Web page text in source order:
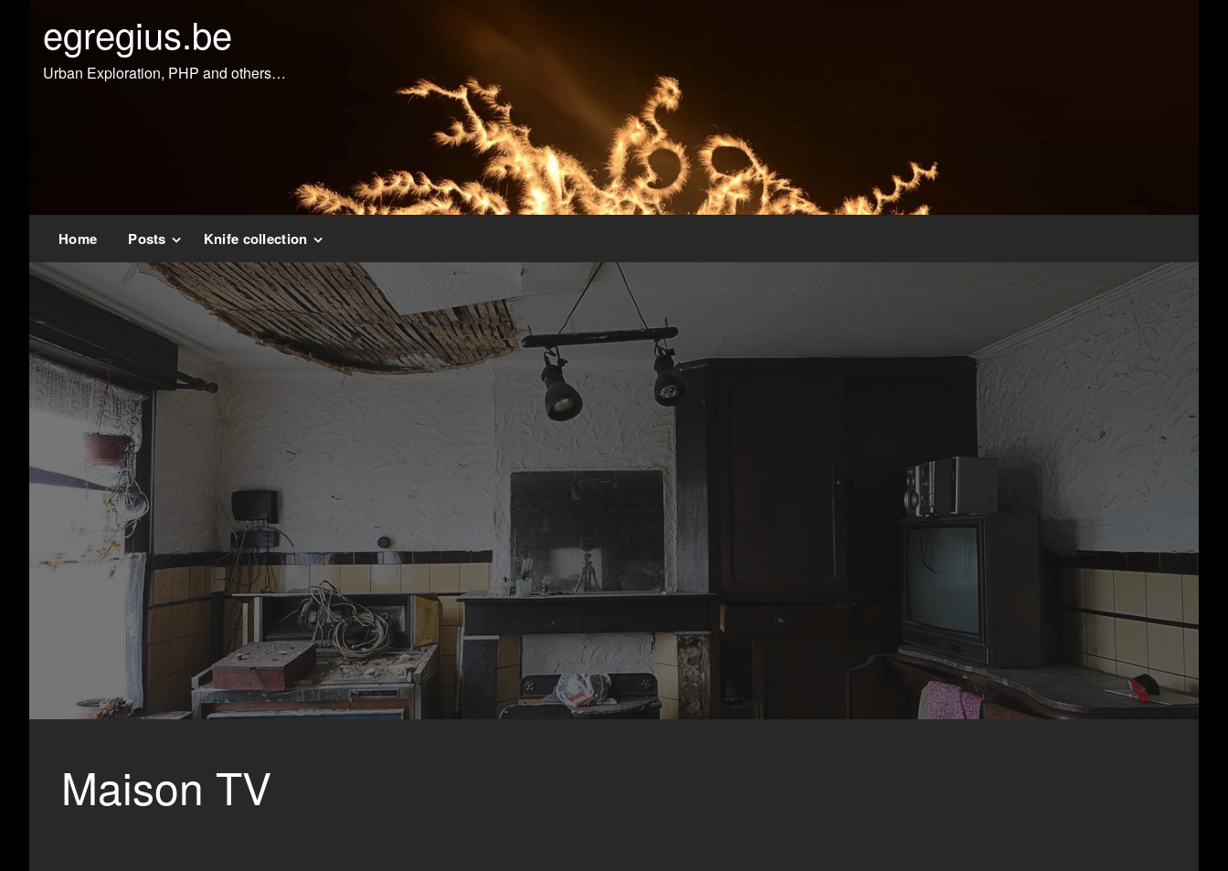
egregius.be
Urban Exploration, PHP and others…
Home Posts Knife collection
Maison TV